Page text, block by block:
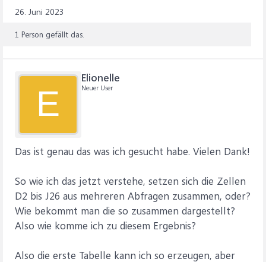
26. Juni 2023
1 Person gefällt das.
E
Elionelle
Neuer User
Das ist genau das was ich gesucht habe. Vielen Dank!
So wie ich das jetzt verstehe, setzen sich die Zellen
D2 bis J26 aus mehreren Abfragen zusammen, oder?
Wie bekommt man die so zusammen dargestellt?
Also wie komme ich zu diesem Ergebnis?
Also die erste Tabelle kann ich so erzeugen, aber